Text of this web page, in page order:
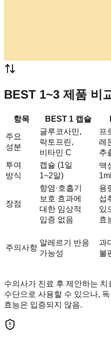
BEST 1~3 제품 비
항목 BEST 1 캡슐
주요
성분
글루코사민,
락토프린,
비타민 C
프
레
추
투여
방식
캡슐 (1일
1~2알)
액
장점
항염·호흡기
보호 효과에
대한 임상적
입증 없음
용
섭
있
효
주의사항
알레르기 반응
가능성
과
불
수의사가 진료 후 제안하는 치
수단으로 사용할 수 있으나,
효능은 입증되지 않음.